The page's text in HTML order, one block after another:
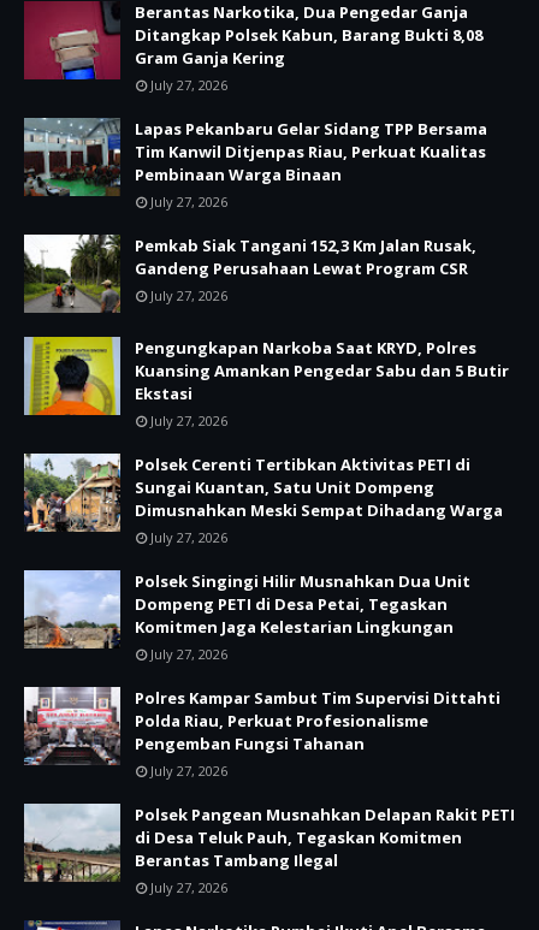
Berantas Narkotika, Dua Pengedar Ganja
Ditangkap Polsek Kabun, Barang Bukti 8,08
Gram Ganja Kering
July 27, 2026
Lapas Pekanbaru Gelar Sidang TPP Bersama
Tim Kanwil Ditjenpas Riau, Perkuat Kualitas
Pembinaan Warga Binaan
July 27, 2026
Pemkab Siak Tangani 152,3 Km Jalan Rusak,
Gandeng Perusahaan Lewat Program CSR
July 27, 2026
Pengungkapan Narkoba Saat KRYD, Polres
Kuansing Amankan Pengedar Sabu dan 5 Butir
Ekstasi
July 27, 2026
Polsek Cerenti Tertibkan Aktivitas PETI di
Sungai Kuantan, Satu Unit Dompeng
Dimusnahkan Meski Sempat Dihadang Warga
July 27, 2026
Polsek Singingi Hilir Musnahkan Dua Unit
Dompeng PETI di Desa Petai, Tegaskan
Komitmen Jaga Kelestarian Lingkungan
July 27, 2026
Polres Kampar Sambut Tim Supervisi Dittahti
Polda Riau, Perkuat Profesionalisme
Pengemban Fungsi Tahanan
July 27, 2026
Polsek Pangean Musnahkan Delapan Rakit PETI
di Desa Teluk Pauh, Tegaskan Komitmen
Berantas Tambang Ilegal
July 27, 2026